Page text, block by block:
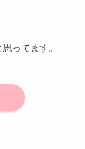
ってます。